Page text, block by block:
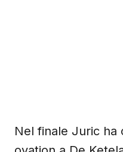
Nel finale Juric ha